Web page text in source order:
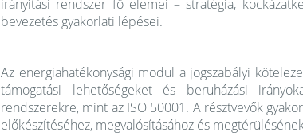
irányítási rendszer fő elemei – stratégia,
bevezetés gyakorlati lépései.
Az energiahatékonysági modul a jogszabályi
támogatási lehetőségeket és beruházási
rendszerekre, mint az ISO 50001. A résztvevők
előkészítéséhez, megvalósításához és